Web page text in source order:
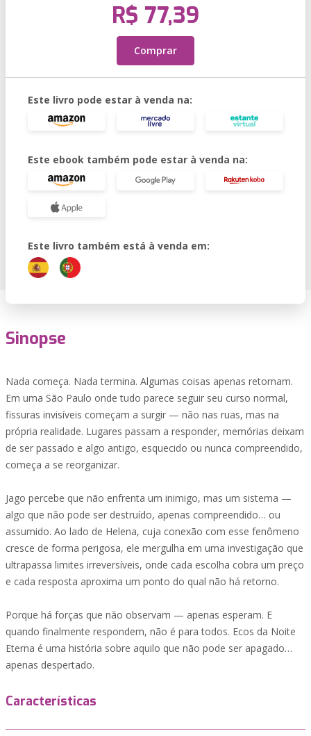
R$ 77,39
Comprar
Este livro pode estar à venda na:
Este ebook também pode estar à venda na:
Este livro também está à venda em:
Sinopse
Nada começa. Nada termina. Algumas coisas apenas retornam.
Em uma São Paulo onde tudo parece seguir seu curso normal,
fissuras invisíveis começam a surgir — não nas ruas, mas na
própria realidade. Lugares passam a responder, memórias deixam
de ser passado e algo antigo, esquecido ou nunca compreendido,
começa a se reorganizar.
Jago percebe que não enfrenta um inimigo, mas um sistema —
algo que não pode ser destruído, apenas compreendido… ou
assumido. Ao lado de Helena, cuja conexão com esse fenômeno
cresce de forma perigosa, ele mergulha em uma investigação que
ultrapassa limites irreversíveis, onde cada escolha cobra um preço
e cada resposta aproxima um ponto do qual não há retorno.
Porque há forças que não observam — apenas esperam. E
quando finalmente respondem, não é para todos. Ecos da Noite
Eterna é uma história sobre aquilo que não pode ser apagado…
apenas despertado.
Características